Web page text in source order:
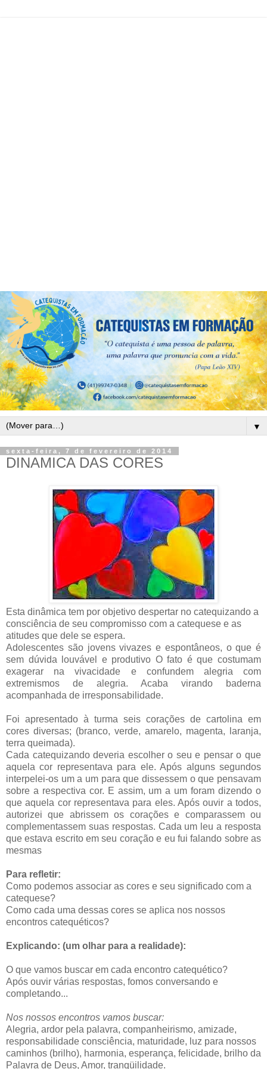
▼
sexta-feira, 7 de fevereiro de 2014
DINAMICA DAS CORES
Esta dinâmica tem por objetivo despertar no catequizando a
consciência de seu compromisso com a catequese e as
atitudes que dele se espera.
Adolescentes são jovens vivazes e espontâneos, o que é
sem dúvida louvável e produtivo O fato é que costumam
exagerar na vivacidade e confundem alegria com
extremismos de alegria. Acaba virando baderna
acompanhada de irresponsabilidade.
Foi apresentado à turma seis corações de cartolina em
cores diversas; (branco, verde, amarelo, magenta, laranja,
terra queimada).
Cada catequizando deveria escolher o seu e pensar o que
aquela cor representava para ele. Após alguns segundos
interpelei-os um a um para que dissessem o que pensavam
sobre a respectiva cor. E assim, um a um foram dizendo o
que aquela cor representava para eles. Após ouvir a todos,
autorizei que abrissem os corações e comparassem ou
complementassem suas respostas. Cada um leu a resposta
que estava escrito em seu coração e eu fui falando sobre as
mesmas
Para refletir:
Como podemos associar as cores e seu significado com a
catequese?
Como cada uma dessas cores se aplica nos nossos
encontros catequéticos?
Explicando: (um olhar para a realidade):
O que vamos buscar em cada encontro catequético?
Após ouvir várias respostas, fomos conversando e
completando...
Nos nossos encontros vamos buscar:
Alegria, ardor pela palavra, companheirismo, amizade,
responsabilidade consciência, maturidade, luz para nossos
caminhos (brilho), harmonia, esperança, felicidade, brilho da
Palavra de Deus, Amor, tranqüilidade.